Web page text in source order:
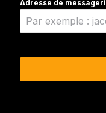
Adresse de